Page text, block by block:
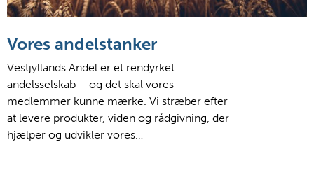
Vores andelstanker
Vestjyllands Andel er et rendyrket
andelsselskab – og det skal vores
medlemmer kunne mærke. Vi stræber efter
at levere produkter, viden og rådgivning, der
hjælper og udvikler vores…